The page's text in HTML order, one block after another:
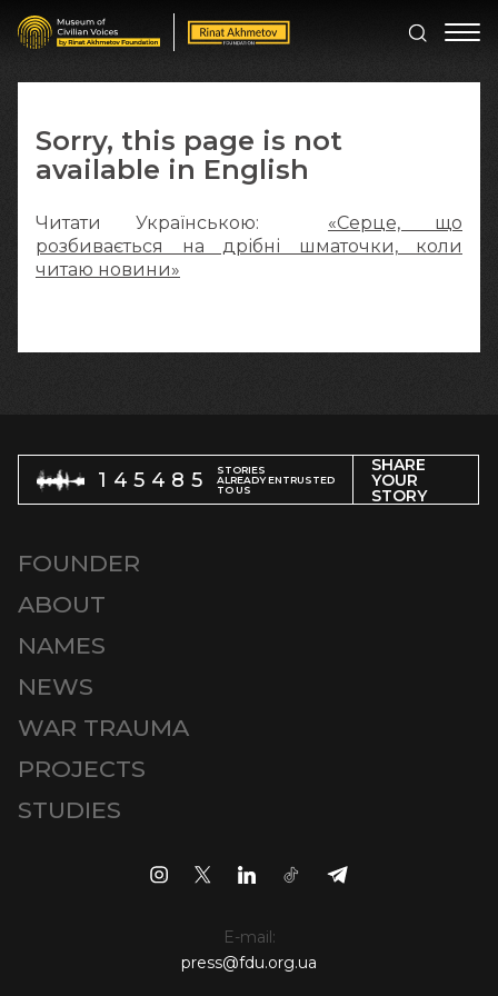
Sorry, this page is not
available in English
Читати Українською: «Серце, що
розбивається на дрібні шматочки, коли
читаю новини»
145485
STORIES
ALREADY ENTRUSTED
TO US
SHARE
YOUR
STORY
FOUNDER
ABOUT
NAMES
NEWS
WAR TRAUMA
PROJECTS
STUDIES
E-mail:
press@fdu.org.ua